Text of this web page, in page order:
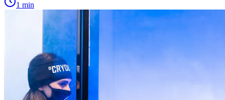
1 min